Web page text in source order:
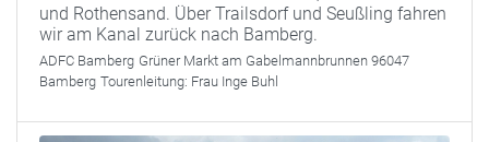
und Rothensand. Über Trailsdorf und Seußling fahren
wir am Kanal zurück nach Bamberg.
ADFC Bamberg Grüner Markt am Gabelmannbrunnen 96047
Bamberg Tourenleitung: Frau Inge Buhl